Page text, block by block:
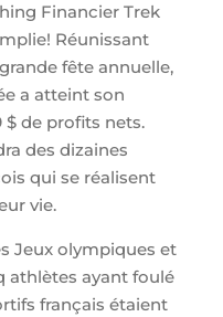
Financier Trek
Réunissant
fête annuelle,
a atteint son
$ de profits nets.
des dizaines
qui se réalisent
vie.
Jeux olympiques et
athlètes ayant foulé
français étaient